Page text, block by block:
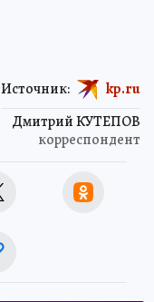
Дмитрий КУТЕПОВ
корреспондент
Источник: kp.ru